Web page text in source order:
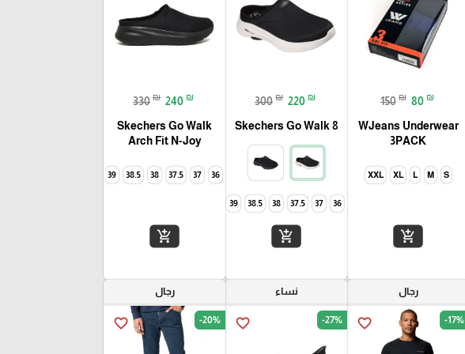
150 ₪ 80 ₪
WJeans Underwear
3PACK
S
M
L
XL
XXL
add_shopping_cart
300 ₪ 220 ₪
Skechers Go Walk 8
36
37
37.5
38
38.5
39
add_shopping_cart
330 ₪ 240 ₪
Skechers Go Walk
Arch Fit N-Joy
36
37
37.5
38
38.5
39
add_shopping_cart
رجال
favorite_border -17%
نساء
favorite_border -27%
رجال
favorite_border -20%